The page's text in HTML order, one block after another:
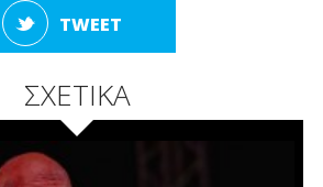
TWEET
ΣΧΕΤΙΚΑ